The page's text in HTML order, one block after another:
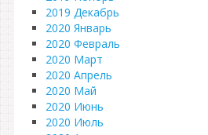
2019 Декабрь
2020 Январь
2020 Февраль
2020 Март
2020 Апрель
2020 Май
2020 Июнь
2020 Июль